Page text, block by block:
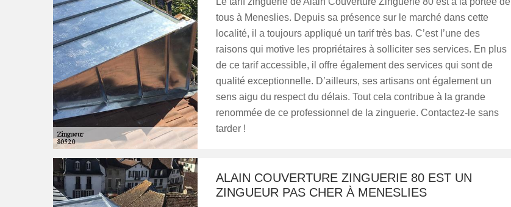
tous à Meneslies. Depuis sa présence sur le marché dans cette
localité, il a toujours appliqué un tarif très bas. C’est l’une des
raisons qui motive les propriétaires à solliciter ses services. En plus
de ce tarif accessible, il offre également des services qui sont de
qualité exceptionnelle. D’ailleurs, ses artisans ont également un
sens aigu du respect du délais. Tout cela contribue à la grande
renommée de ce professionnel de la zinguerie. Contactez-le sans
tarder !
ALAIN COUVERTURE ZINGUERIE 80 EST UN
ZINGUEUR PAS CHER À MENESLIES